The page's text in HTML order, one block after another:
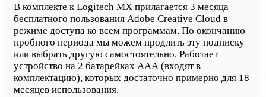
В комплекте к Logitech MX прилагается 3 месяца
бесплатного пользования Adobe Creative Cloud в
режиме доступа ко всем программам. По окончанию
пробного периода мы можем продлить эту подписку
или выбрать другую самостоятельно. Работает
устройство на 2 батарейках ААА (входят в
комплектацию), которых достаточно примерно для 18
месяцев использования.